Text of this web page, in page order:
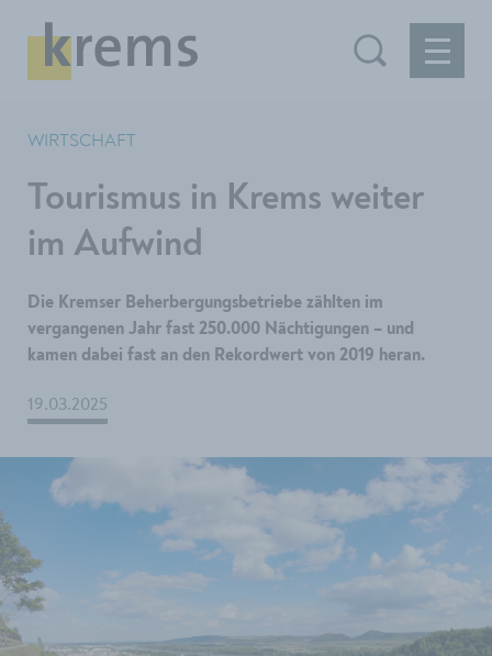
WIRTSCHAFT
Tourismus in Krems weiter
im Aufwind
Die Kremser Beherbergungsbetriebe zählten im
vergangenen Jahr fast 250.000 Nächtigungen – und
kamen dabei fast an den Rekordwert von 2019 heran.
19.03.2025